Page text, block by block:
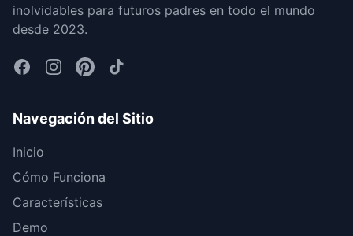
inolvidables para futuros padres en todo el mundo
desde 2023.
Navegación del Sitio
Inicio
Cómo Funciona
Características
Demo